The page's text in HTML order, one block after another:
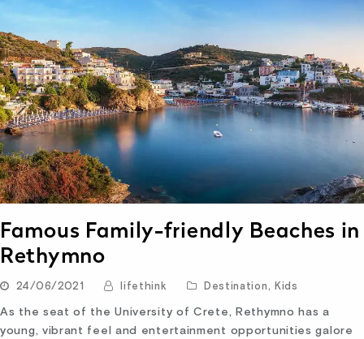
Famous Family-friendly Beaches in
Rethymno
24/06/2021 lifethink Destination, Kids
As the seat of the University of Crete, Rethymno has a
young, vibrant feel and entertainment opportunities galore